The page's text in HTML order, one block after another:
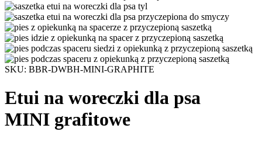
SKU: BBR-DWBH-MINI-GRAPHITE
Etui na woreczki dla psa
MINI grafitowe